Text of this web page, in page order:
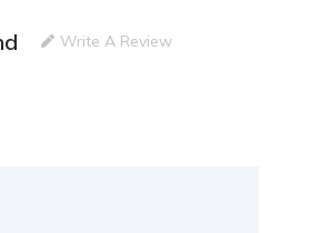
Write A Review